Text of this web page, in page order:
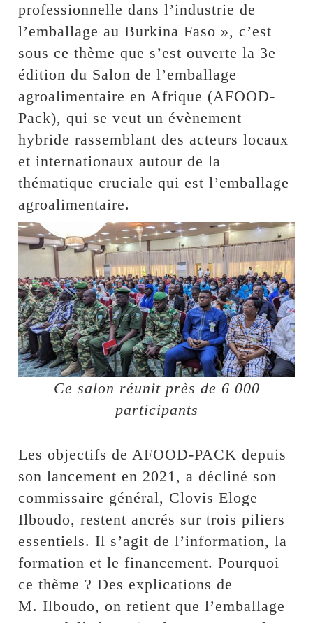
professionnelle dans l’industrie de
l’emballage au Burkina Faso », c’est
sous ce thème que s’est ouverte la 3e
édition du Salon de l’emballage
agroalimentaire en Afrique (AFOOD-
Pack), qui se veut un évènement
hybride rassemblant des acteurs locaux
et internationaux autour de la
thématique cruciale qui est l’emballage
agroalimentaire.
Ce salon réunit près de 6 000
participants
Les objectifs de AFOOD-PACK depuis
son lancement en 2021, a décliné son
commissaire général, Clovis Eloge
Ilboudo, restent ancrés sur trois piliers
essentiels. Il s’agit de l’information, la
formation et le financement. Pourquoi
ce thème ? Des explications de
M. Ilboudo, on retient que l’emballage